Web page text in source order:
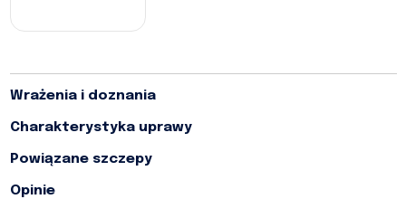
Wrażenia i doznania
Charakterystyka uprawy
Powiązane szczepy
Opinie